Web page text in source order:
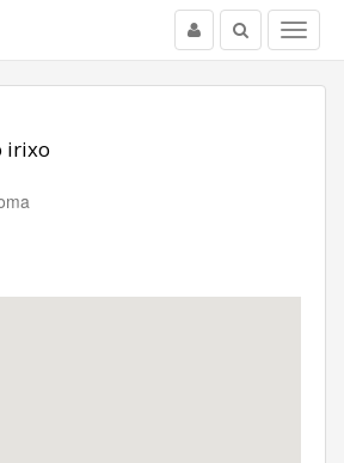
Menu
Buscar
Usuario
irixo